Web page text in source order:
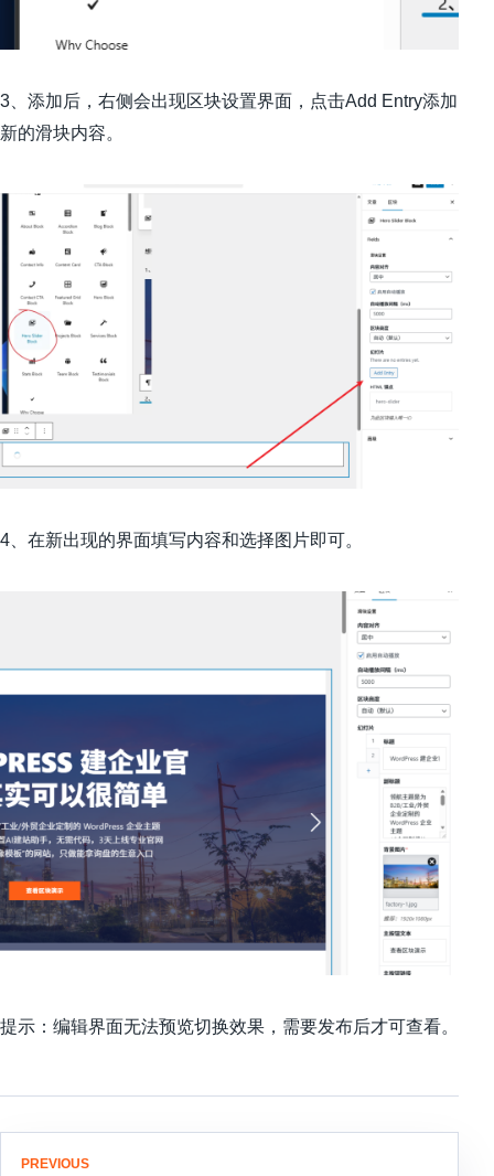
3、添加后，右侧会出现区块设置界面，点击Add Entry添加
新的滑块内容。
4、在新出现的界面填写内容和选择图片即可。
提示：编辑界面无法预览切换效果，需要发布后才可查看。
文章导航
PREVIOUS